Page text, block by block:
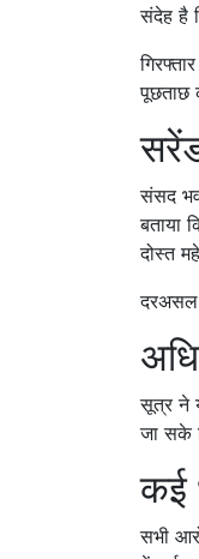
संदेह है
पूछताछ
संसद
बताया
दोस्त
सूत्र ने
जा सके
कई
सभी